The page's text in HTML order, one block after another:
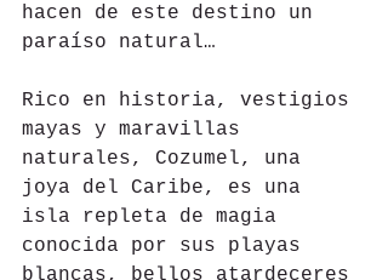
hacen de este destino un
paraíso natural…
Rico en historia, vestigios
mayas y maravillas
naturales, Cozumel, una
joya del Caribe, es una
isla repleta de magia
conocida por sus playas
blancas, bellos atardeceres